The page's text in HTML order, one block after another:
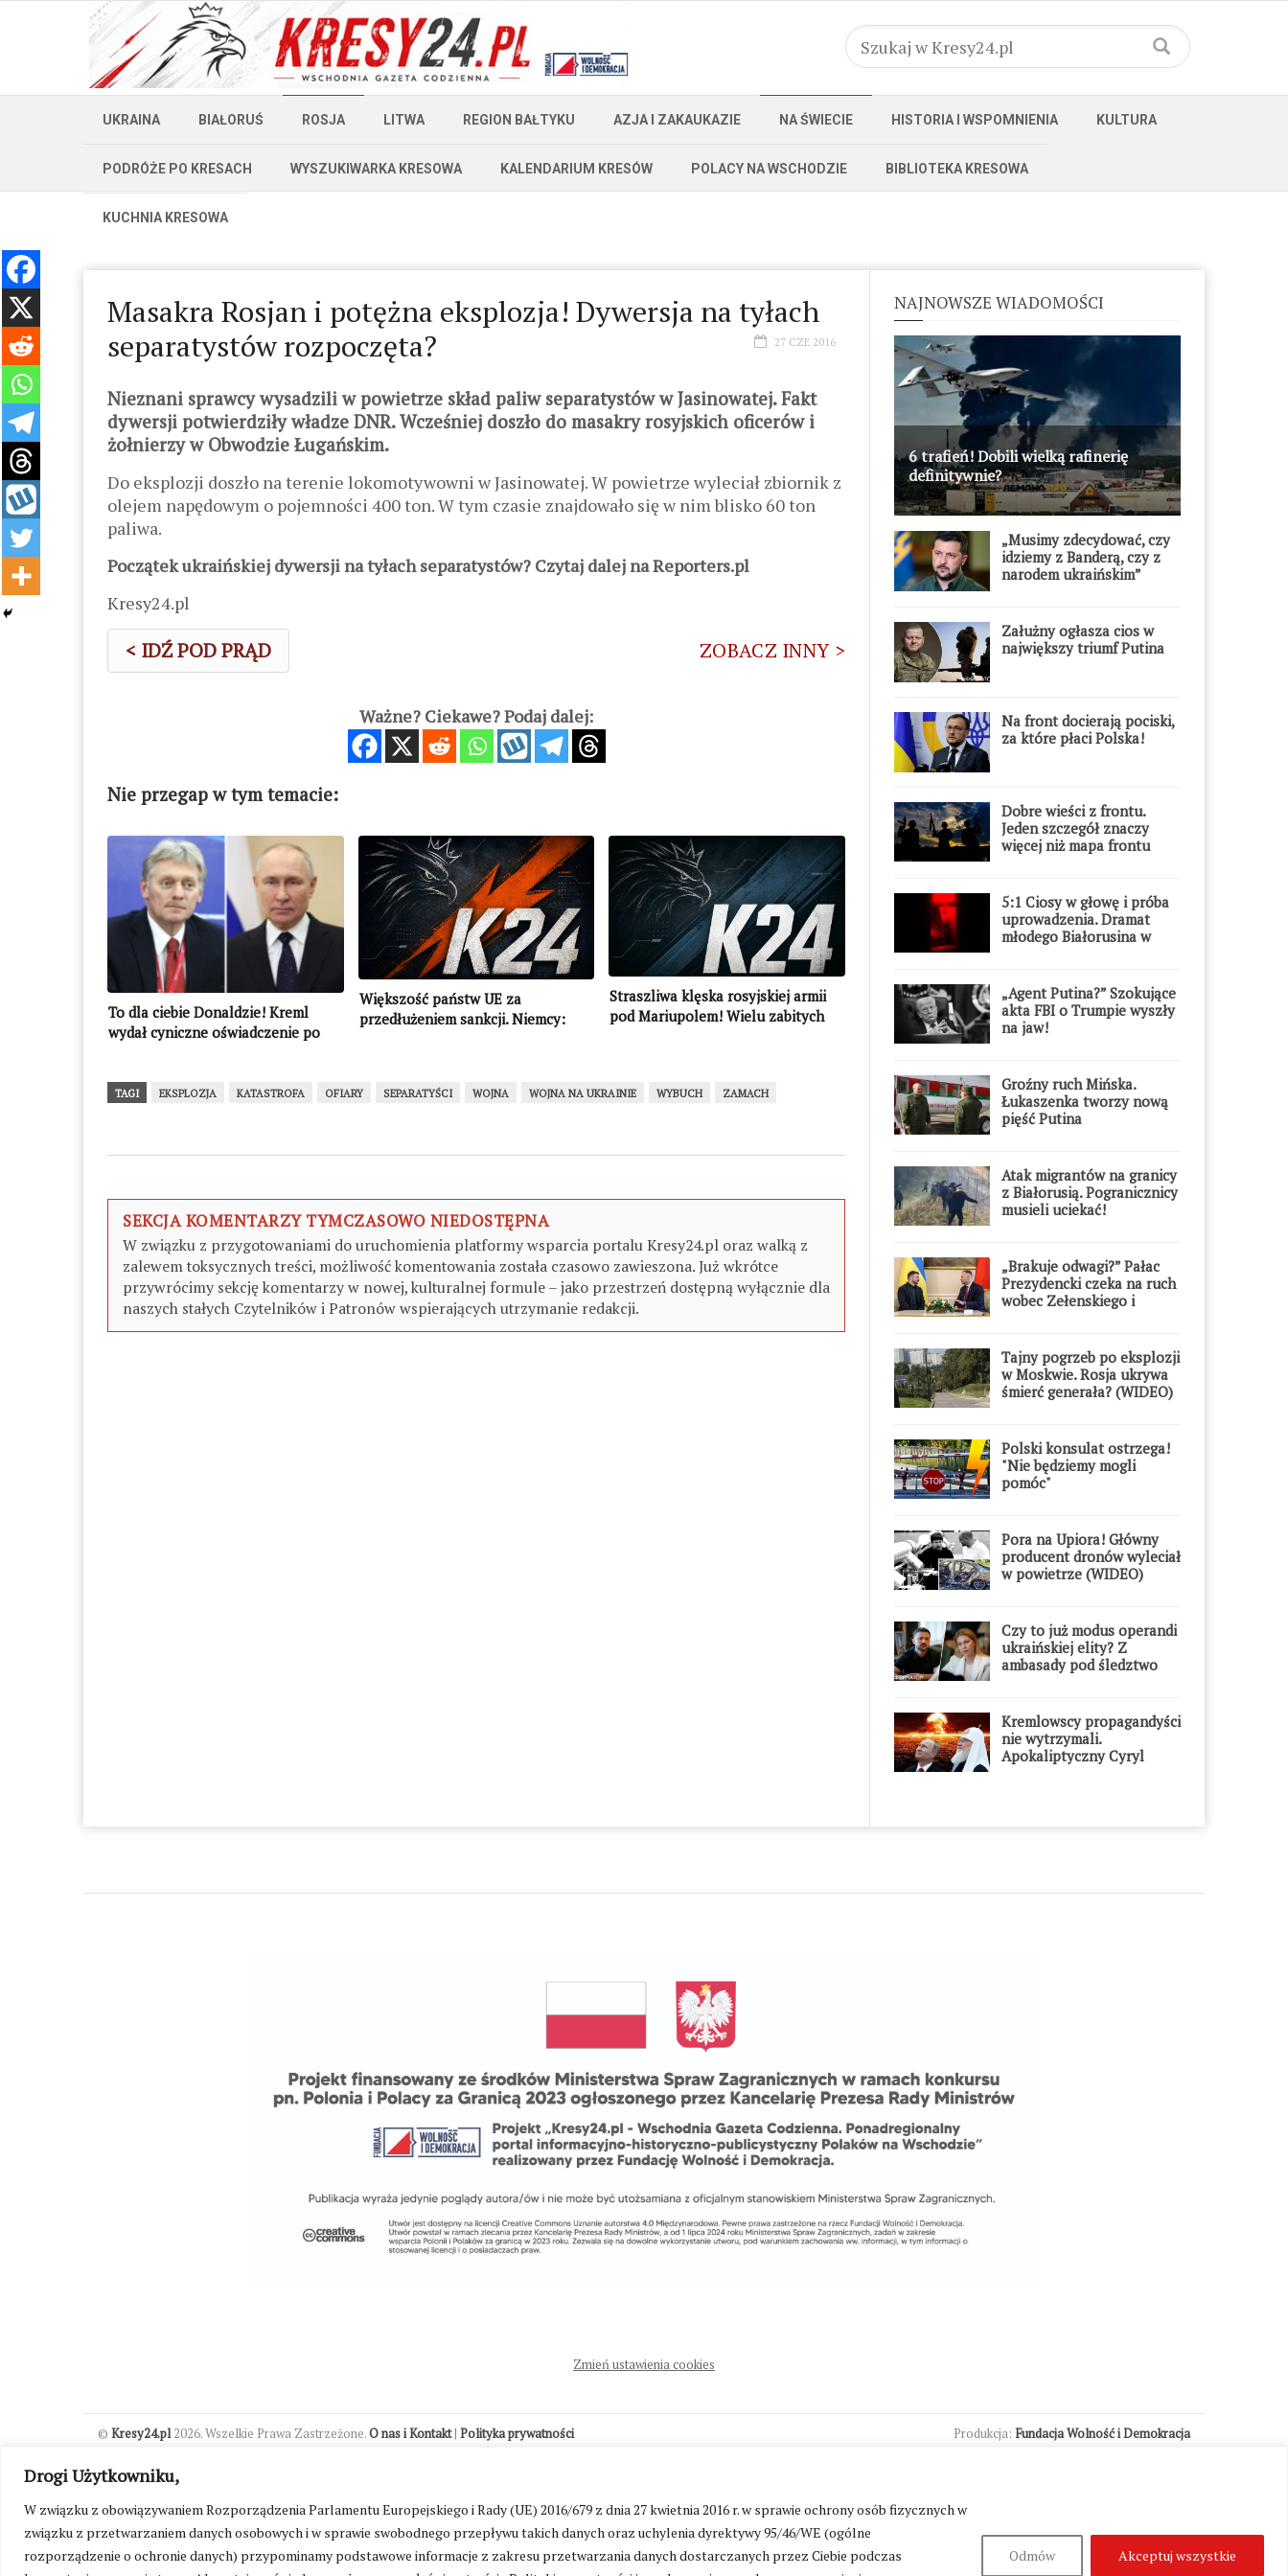
Drogi Użytkowniku,
W związku z obowiązywaniem Rozporządzenia Parlamentu Europejskiego i Rady (UE) 2016/679 z dnia 27 kwietnia 2016 r. w sprawie ochrony osób fizycznych w
związku z przetwarzaniem danych osobowych i w sprawie swobodnego przepływu takich danych oraz uchylenia dyrektywy 95/46/WE (ogólne
rozporządzenie o ochronie danych) przypominamy podstawowe informacje z zakresu przetwarzania danych dostarczanych przez Ciebie podczas
Odmów Akceptuj wszystkie
UKRAINA BIAŁORUŚ ROSJA LITWA REGION BAŁTYKU AZJA I ZAKAUKAZIE NA ŚWIECIE HISTORIA I WSPOMNIENIA KULTURA
PODRÓŻE PO KRESACH WYSZUKIWARKA KRESOWA KALENDARIUM KRESÓW POLACY NA WSCHODZIE BIBLIOTEKA KRESOWA
KUCHNIA KRESOWA
Masakra Rosjan i potężna eksplozja! Dywersja na tyłach
separatystów rozpoczęta?
27 CZE 2016
Nieznani sprawcy wysadzili w powietrze skład paliw separatystów w Jasinowatej. Fakt
dywersji potwierdziły władze DNR. Wcześniej doszło do masakry rosyjskich oficerów i
żołnierzy w Obwodzie Ługańskim.
Do eksplozji doszło na terenie lokomotywowni w Jasinowatej. W powietrze wyleciał zbiornik z
olejem napędowym o pojemności 400 ton. W tym czasie znajdowało się w nim blisko 60 ton
paliwa.
Początek ukraińskiej dywersji na tyłach separatystów? Czytaj dalej na Reporters.pl
Kresy24.pl
< IDŹ POD PRĄD ZOBACZ INNY >
Ważne? Ciekawe? Podaj dalej:
Nie przegap w tym temacie:
To dla ciebie Donaldzie! Kreml
wydał cyniczne oświadczenie po
Większość państw UE za
przedłużeniem sankcji. Niemcy:
Straszliwa klęska rosyjskiej armii
pod Mariupolem! Wielu zabitych
TAGI EKSPLOZJA KATASTROFA OFIARY SEPARATYŚCI WOJNA WOJNA NA UKRAINIE WYBUCH ZAMACH
SEKCJA KOMENTARZY TYMCZASOWO NIEDOSTĘPNA
W związku z przygotowaniami do uruchomienia platformy wsparcia portalu Kresy24.pl oraz walką z
zalewem toksycznych treści, możliwość komentowania została czasowo zawieszona. Już wkrótce
przywrócimy sekcję komentarzy w nowej, kulturalnej formule – jako przestrzeń dostępną wyłącznie dla
naszych stałych Czytelników i Patronów wspierających utrzymanie redakcji.
NAJNOWSZE WIADOMOŚCI
6 trafień! Dobili wielką rafinerię
definitywnie?
„Musimy zdecydować, czy
idziemy z Banderą, czy z
narodem ukraińskim”
Załużny ogłasza cios w
największy triumf Putina
Na front docierają pociski,
za które płaci Polska!
Dobre wieści z frontu.
Jeden szczegół znaczy
więcej niż mapa frontu
5:1 Ciosy w głowę i próba
uprowadzenia. Dramat
młodego Białorusina w
„Agent Putina?” Szokujące
akta FBI o Trumpie wyszły
na jaw!
Groźny ruch Mińska.
Łukaszenka tworzy nową
pięść Putina
Atak migrantów na granicy
z Białorusią. Pogranicznicy
musieli uciekać!
„Brakuje odwagi?” Pałac
Prezydencki czeka na ruch
wobec Zełenskiego i
Tajny pogrzeb po eksplozji
w Moskwie. Rosja ukrywa
śmierć generała? (WIDEO)
Polski konsulat ostrzega!
"Nie będziemy mogli
pomóc"
Pora na Upiora! Główny
producent dronów wyleciał
w powietrze (WIDEO)
Czy to już modus operandi
ukraińskiej elity? Z
ambasady pod śledztwo
Kremlowscy propagandyści
nie wytrzymali.
Apokaliptyczny Cyryl
Zmień ustawienia cookies
© Kresy24.pl2026. Wszelkie Prawa Zastrzeżone.O nas i Kontakt| Polityka prywatności Produkcja: Fundacja Wolność i Demokracja